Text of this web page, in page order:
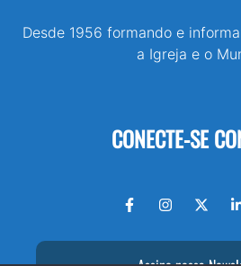
Desde 1956 formando e
a Igreja e o
CONECTE-SE